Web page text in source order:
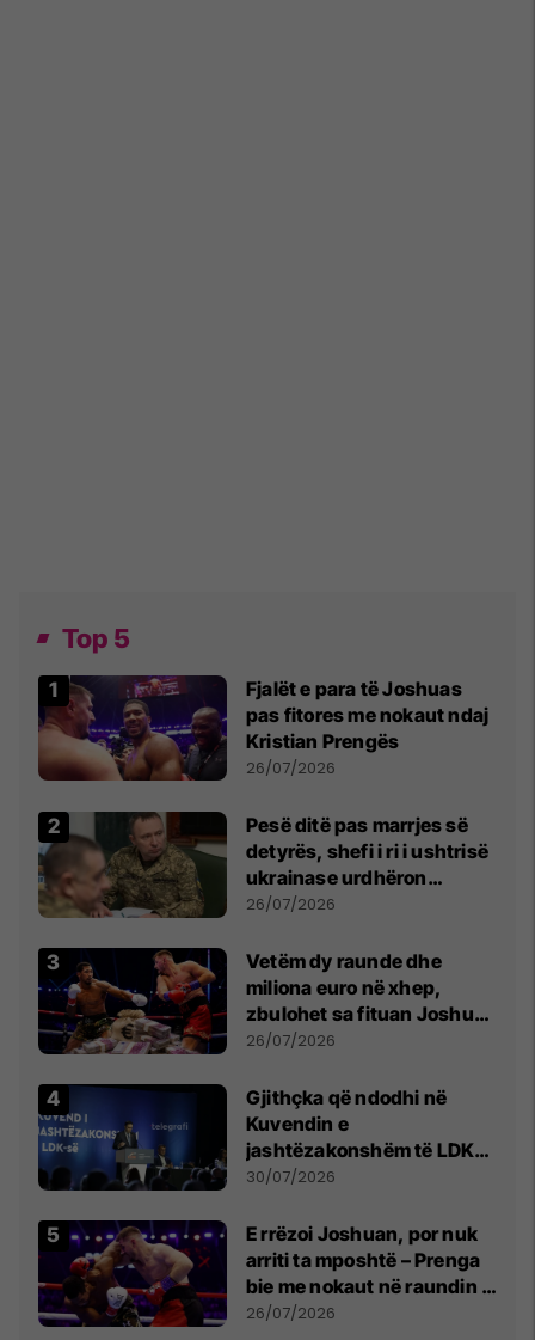
Top 5
Fjalët e para të Joshuas
pas fitores me nokaut ndaj
Kristian Prengës
26/07/2026
Pesë ditë pas marrjes së
detyrës, shefi i ri i ushtrisë
ukrainase urdhëron
kontroll të madh
26/07/2026
Vetëm dy raunde dhe
miliona euro në xhep,
zbulohet sa fituan Joshua
e Prenga
26/07/2026
Gjithçka që ndodhi në
Kuvendin e
jashtëzakonshëm të LDK-
së
30/07/2026
E rrëzoi Joshuan, por nuk
arriti ta mposhtë – Prenga
bie me nokaut në raundin e
dytë
26/07/2026